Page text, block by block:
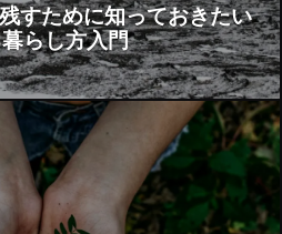
すために知っておきたい
らし方入門